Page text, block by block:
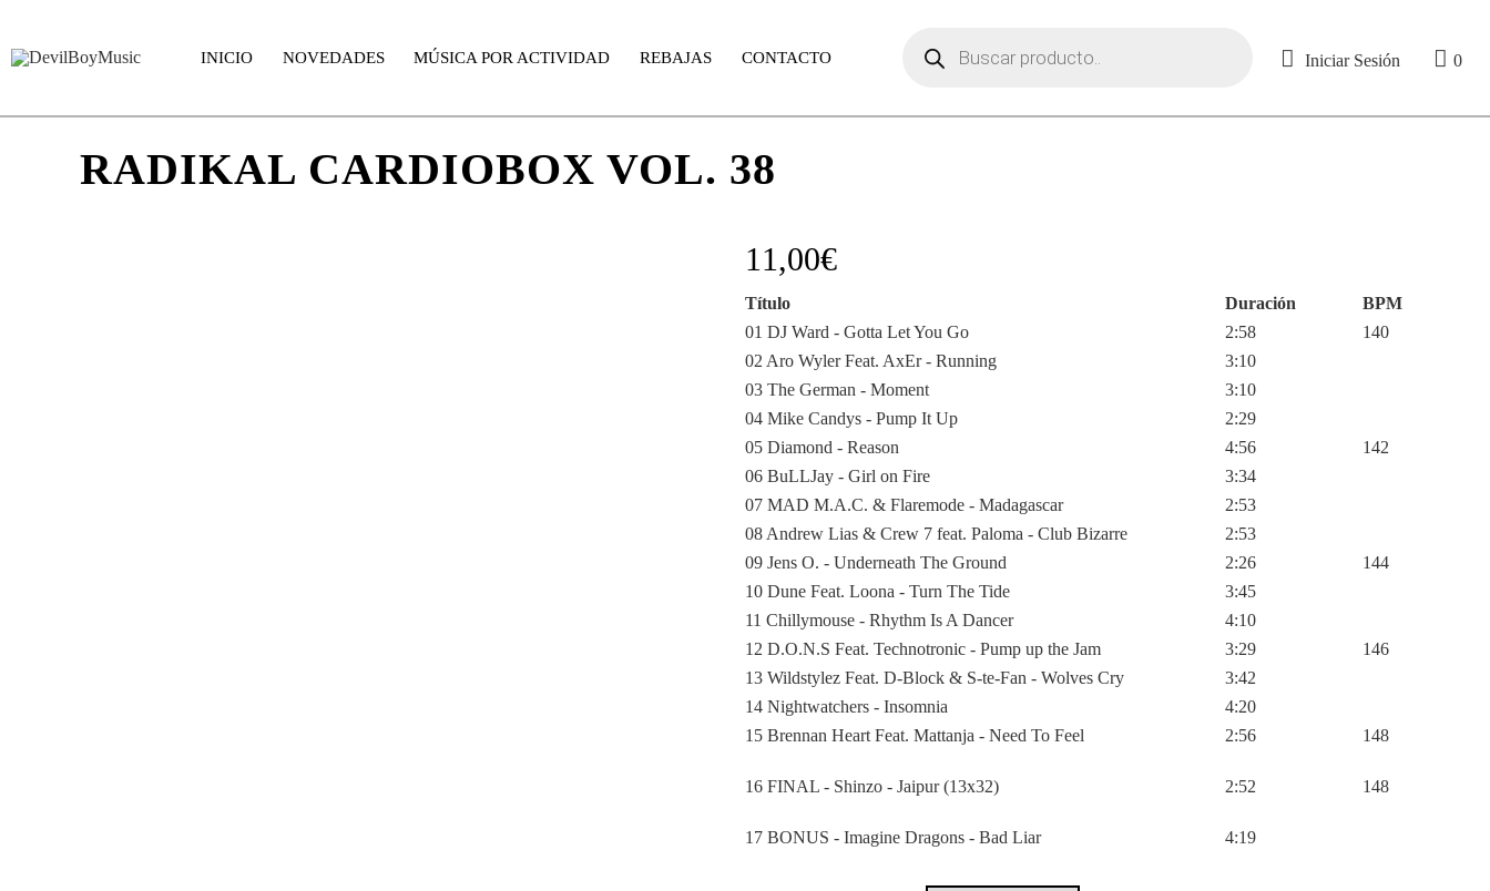
INICIO NOVEDADES MÚSICA POR ACTIVIDAD REBAJAS CONTACTO
productos
Iniciar Sesión 0
RADIKAL CARDIOBOX VOL. 38
11,00€
Título Duración
BPM
01 DJ Ward - Gotta Let You Go
2:58
140
02 Aro Wyler Feat. AxEr - Running
3:10
03 The German - Moment
3:10
04 Mike Candys - Pump It Up
2:29
05 Diamond - Reason
4:56
142
06 BuLLJay - Girl on Fire
3:34
07 MAD M.A.C. & Flaremode - Madagascar
2:53
08 Andrew Lias & Crew 7 feat. Paloma - Club Bizarre
2:53
09 Jens O. - Underneath The Ground
2:26
144
10 Dune Feat. Loona - Turn The Tide
3:45
11 Chillymouse - Rhythm Is A Dancer
4:10
12 D.O.N.S Feat. Technotronic - Pump up the Jam
3:29
146
13 Wildstylez Feat. D-Block & S-te-Fan - Wolves Cry
3:42
14 Nightwatchers - Insomnia
4:20
15 Brennan Heart Feat. Mattanja - Need To Feel
2:56 148
16 FINAL - Shinzo - Jaipur (13x32) 2:52 148
17 BONUS - Imagine Dragons - Bad Liar 4:19